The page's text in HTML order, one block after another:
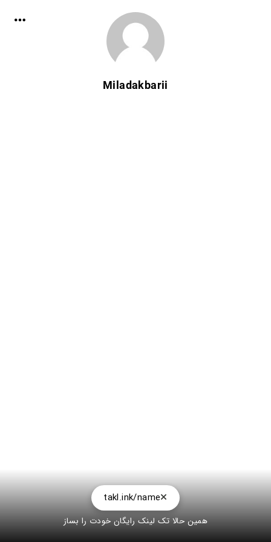
Miladakbarii
takl.ink/name
همین حالا تک لینک رایگان خودت را بساز